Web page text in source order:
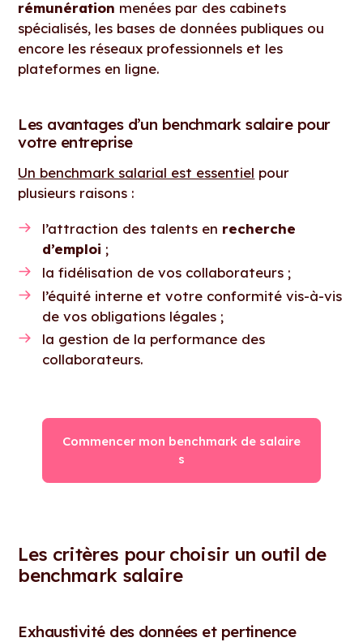
rémunération menées par des cabinets
spécialisés, les bases de données publiques ou
encore les réseaux professionnels et les
plateformes en ligne.
Les avantages d’un benchmark salaire pour
votre entreprise
Un benchmark salarial est essentiel pour
plusieurs raisons :
l’attraction des talents en recherche
d’emploi ;
la fidélisation de vos collaborateurs ;
l’équité interne et votre conformité vis-à-vis
de vos obligations légales ;
la gestion de la performance des
collaborateurs.
Commencer mon benchmark de salaire
s
Les critères pour choisir un outil de
benchmark salaire
Exhaustivité des données et pertinence